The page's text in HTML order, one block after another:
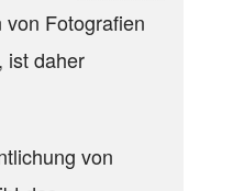
Fotografien
ist daher
von